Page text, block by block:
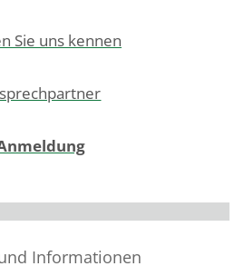
Sie uns kennen
Informationen